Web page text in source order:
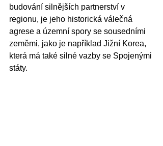
budování silnějších partnerství v
regionu, je jeho historická válečná
agrese a územní spory se sousedními
zeměmi, jako je například Jižní Korea,
která má také silné vazby se Spojenými
státy.